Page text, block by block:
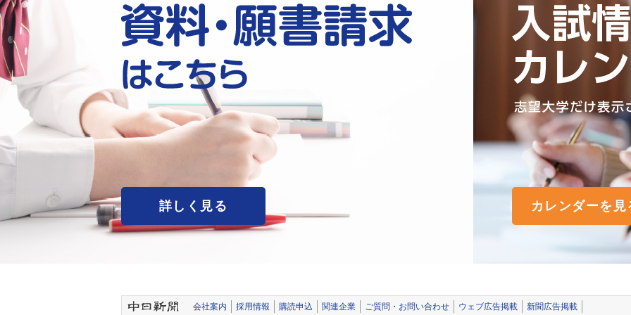
詳しく見る カレンダーを見
会社案内 採用情報 購読申込 関連企業 ご質問・お問い合わせ ウェブ広告掲載 新聞広告掲載